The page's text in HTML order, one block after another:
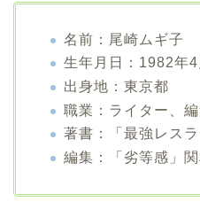
名前：尾崎ムギ子
生年月日：1982年4
出身地：東京都
職業：ライター、
著書：「最強レス
編集：「劣等感」